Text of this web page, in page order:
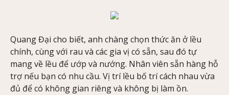
Quang Đại cho biết, anh chàng chọn thức ăn ở lều
chính, cùng với rau và các gia vị có sẵn, sau đó tự
mang về lều để ướp và nướng. Nhân viên sẵn hàng hỗ
trợ nếu bạn có nhu cầu. Vị trí lều bố trí cách nhau vừa
đủ để có không gian riêng và không bị làm ồn.